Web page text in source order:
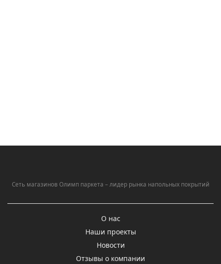
Сеть магазинов Олимп паркета – лидер рынка напольных покрытий
О нас
Наши проекты
Новости
Отзывы о компании